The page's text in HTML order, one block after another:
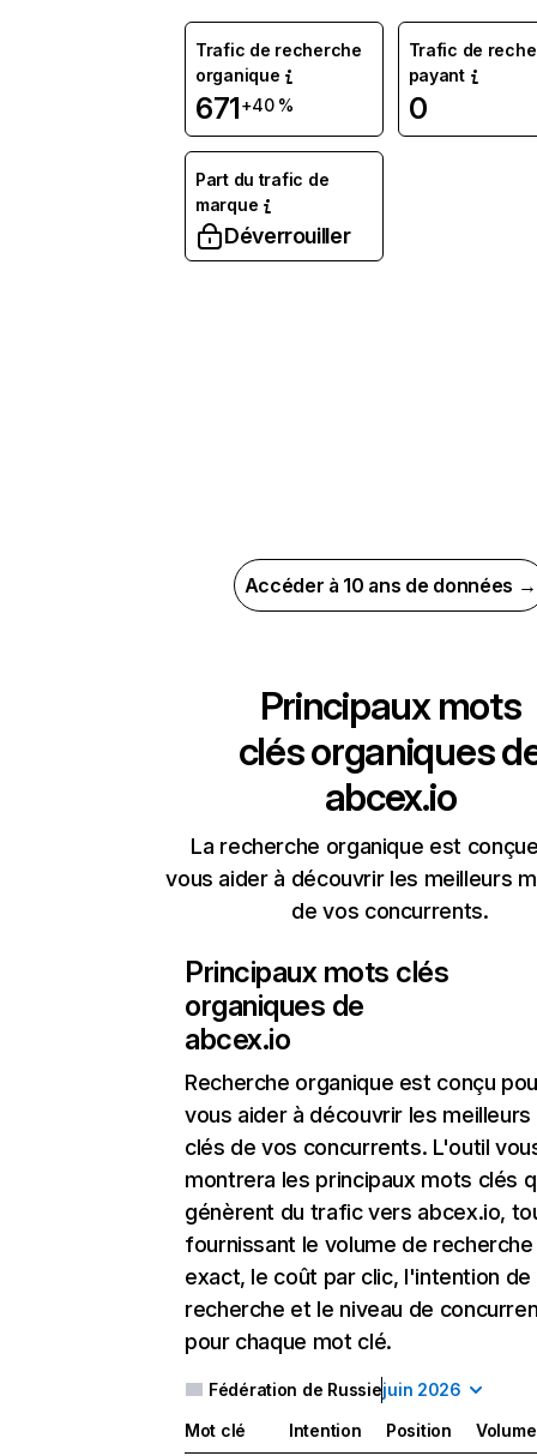
Trafic de recherche
organique
671+40 %
Trafic de
payant
0
Part du trafic de
marque
Déverrouiller
Accéder à 10 ans de données →
Principaux mots
clés organiques
abcex.io
La recherche organique est
vous aider à découvrir les meilleurs
de vos concurrents.
Principaux mots clés
organiques de
abcex.io
Recherche organique est conçu
vous aider à découvrir les
clés de vos concurrents. L'outil
montrera les principaux mots clés
génèrent du trafic vers abcex.io,
fournissant le volume de recherche
exact, le coût par clic, l'intention de
recherche et le niveau de
pour chaque mot clé.
Fédération de Russiejuin 2026
Mot clé Intention Position
Volume